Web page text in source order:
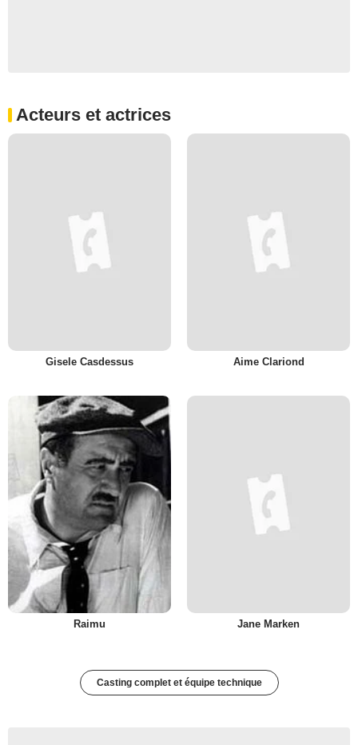
Acteurs et actrices
Gisele Casdessus Aime Clariond
Raimu Jane Marken
Casting complet et équipe technique